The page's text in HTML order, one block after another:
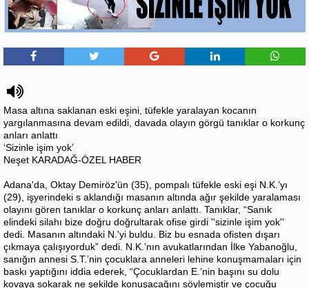
Masa altına saklanan eski eşini, tüfekle yaralayan kocanın
yargılanmasına devam edildi, davada olayın görgü tanıklar o korkunç
anları anlattı
‘Sizinle işim yok’
Neşet KARADAĞ-ÖZEL HABER
Adana'da, Oktay Demiröz'ün (35), pompalı tüfekle eski eşi N.K.’yı
(29), işyerindeki s aklandığı masanın altında ağır şekilde yaralaması
olayını gören tanıklar o korkunç anları anlattı. Tanıklar, “Sanık
elindeki silahı bize doğru doğrultarak ofise girdi ''sizinle işim yok''
dedi. Masanın altındaki N.'yi buldu. Biz bu esnada ofisten dışarı
çıkmaya çalışıyorduk” dedi. N.K.’nın avukatlarından İlke Yabanoğlu,
sanığın annesi S.T.’nin çocuklara anneleri lehine konuşmamaları için
baskı yaptığını iddia ederek, “Çocuklardan E.’nin başını su dolu
kovaya sokarak ne şekilde konuşacağını söylemiştir ve çocuğu